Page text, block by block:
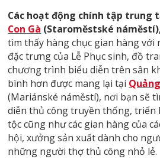
Các hoạt động chính tập trung
Con Gà (Staroměstské
tìm thấy hàng chục gian hàng với
đặc trưng của Lễ Phục sinh, đồ
chương trình biểu diễn trên sân
bình hơn được mang lại tại
(Mariánské náměstí), nơi bạn sẽ
diễn thủ công truyền thống, triển
tộc cũng như các gian hàng của
hội, xưởng sản xuất dành cho
những người thợ thủ công nhỏ lẻ.